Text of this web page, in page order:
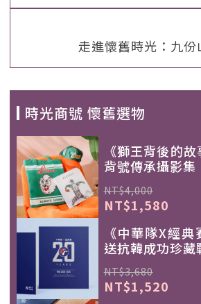
走進懷舊時光：九
時光商號 懷舊選物
《獅王背後的
背號傳承攝影集
NT$4,000
NT$1,580
《中華隊X經
送抗韓成功珍藏
NT$3,680
NT$1,520